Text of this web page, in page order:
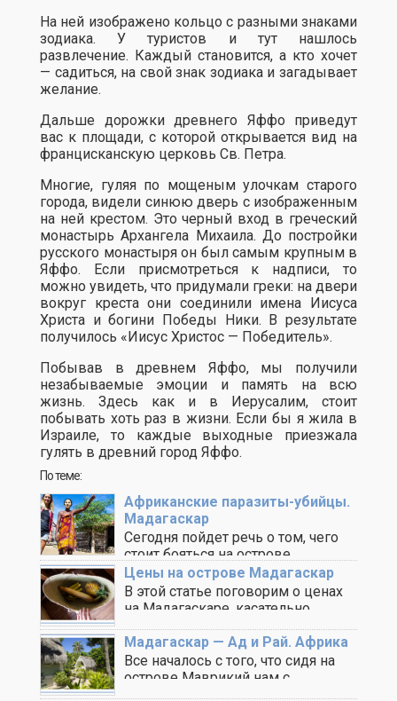
На ней изображено кольцо с разными знаками
зодиака. У туристов и тут нашлось
развлечение. Каждый становится, а кто хочет
— садиться, на свой знак зодиака и загадывает
желание.
Дальше дорожки древнего Яффо приведут
вас к площади, с которой открывается вид на
францисканскую церковь Св. Петра.
Многие, гуляя по мощеным улочкам старого
города, видели синюю дверь с изображенным
на ней крестом. Это черный вход в греческий
монастырь Архангела Михаила. До постройки
русского монастыря он был самым крупным в
Яффо. Если присмотреться к надписи, то
можно увидеть, что придумали греки: на двери
вокруг креста они соединили имена Иисуса
Христа и богини Победы Ники. В результате
получилось «Иисус Христос — Победитель».
Побывав в древнем Яффо, мы получили
незабываемые эмоции и память на всю
жизнь. Здесь как и в Иерусалим, стоит
побывать хоть раз в жизни. Если бы я жила в
Израиле, то каждые выходные приезжала
гулять в древний город Яффо.
По теме:
Африканские паразиты-убийцы.
Мадагаскар
Сегодня пойдет речь о том, чего
стоит бояться на острове
Мадагаскар, то, ..
Цены на острове Мадагаскар
В этой статье поговорим о ценах
на Мадагаскаре, касательно
Мадагаскар — Ад и Рай. Африка
Все началось с того, что сидя на
острове Маврикий нам с